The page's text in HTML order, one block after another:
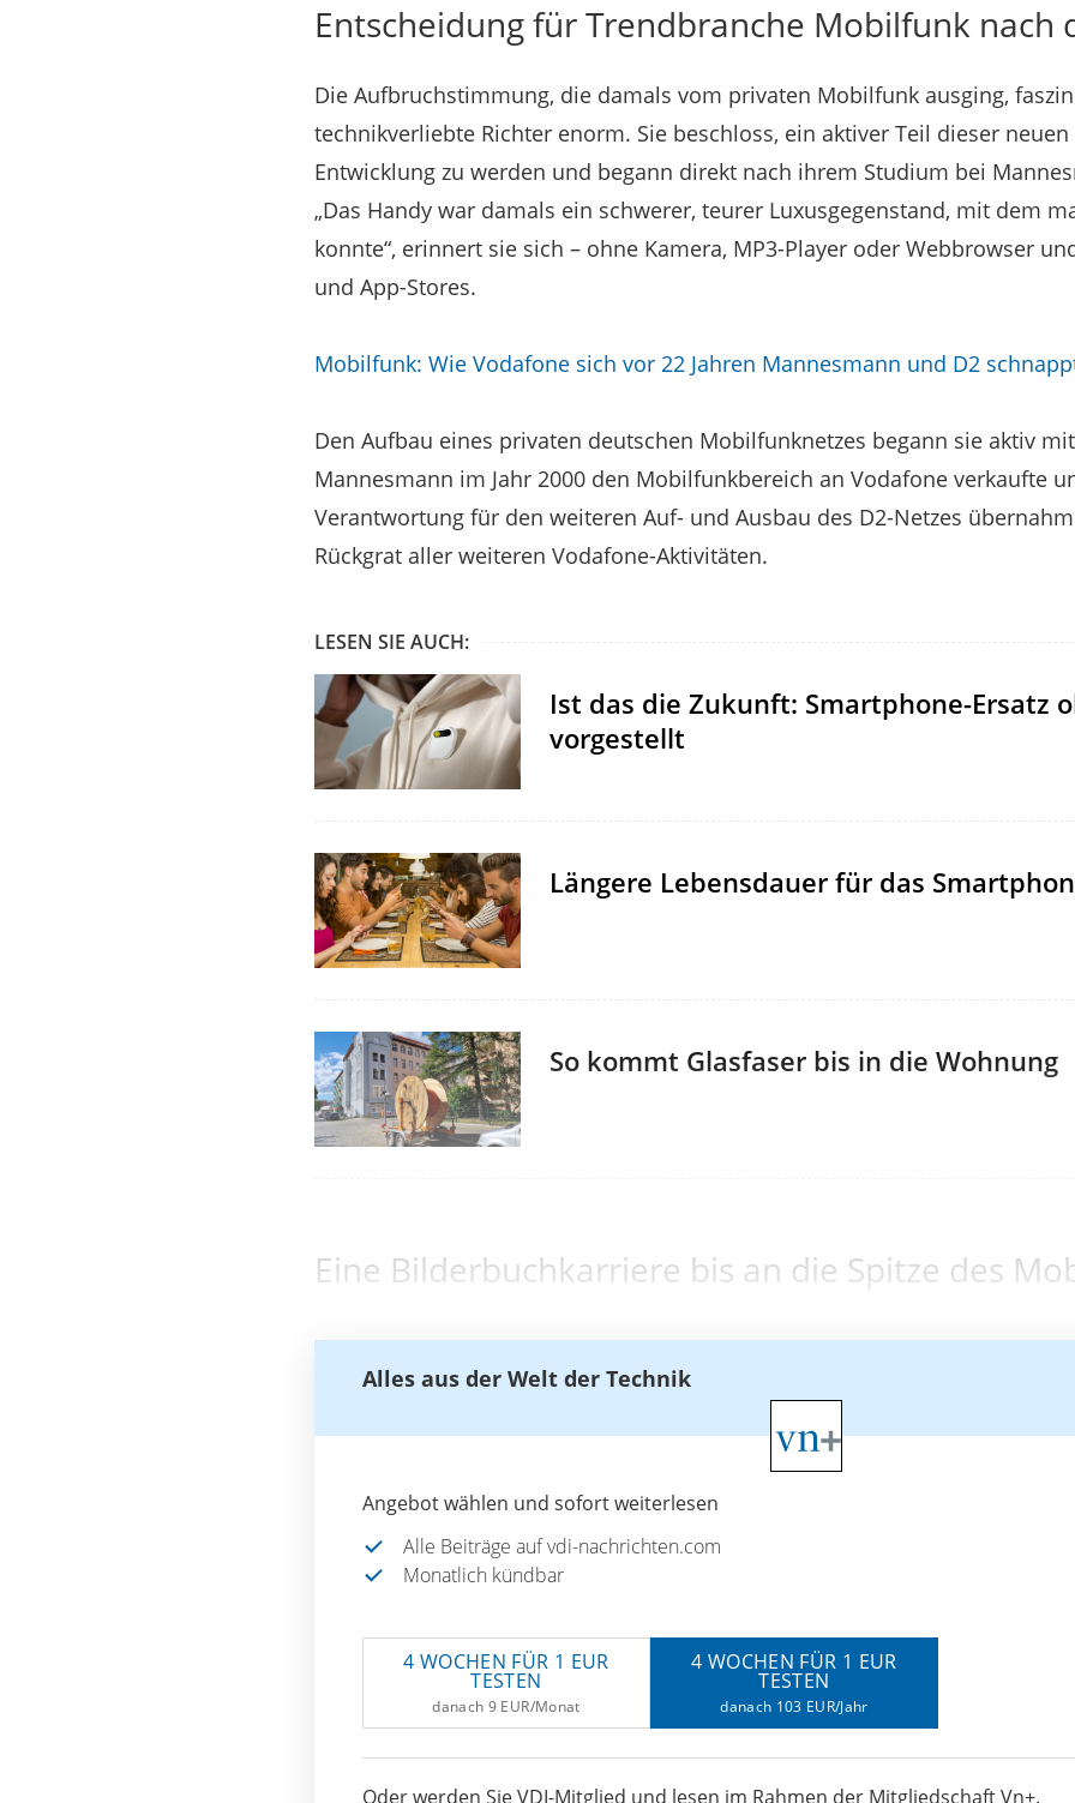
Entscheidung für Trendbranche Mobilfunk nach
Die Aufbruchstimmung, die damals vom privaten Mobilfunk ausging,
technikverliebte Richter enorm. Sie beschloss, ein aktiver Teil dieser
Entwicklung zu werden und begann direkt nach ihrem Studium bei
„Das Handy war damals ein schwerer, teurer Luxusgegenstand, mit dem
konnte“, erinnert sie sich – ohne Kamera, MP3-Player oder Webbrowser
und App-Stores.
Mobilfunk: Wie Vodafone sich vor 22 Jahren Mannesmann und D2
Den Aufbau eines privaten deutschen Mobilfunknetzes begann sie aktiv
Mannesmann im Jahr 2000 den Mobilfunkbereich an Vodafone verkaufte
Verantwortung für den weiteren Auf- und Ausbau des D2-Netzes
Rückgrat aller weiteren Vodafone-Aktivitäten.
LESEN SIE AUCH:
Ist das die Zukunft: Smartphone-Ersatz
vorgestellt
Längere Lebensdauer für das
So kommt Glasfaser bis in die Wohnung
Eine Bilderbuchkarriere bis an die Spitze des
Alles aus der Welt der Technik
Angebot wählen und sofort weiterlesen
Alle Beiträge auf vdi-nachrichten.com
Monatlich kündbar
4 WOCHEN FÜR 1 EUR
TESTEN
danach 9 EUR/Monat
4 WOCHEN FÜR 1 EUR
TESTEN
danach 103 EUR/Jahr
Oder werden Sie VDI-Mitglied und lesen im Rahmen der Mitgliedschaft Vn+.